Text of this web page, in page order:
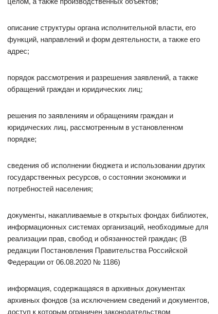
описание структуры органа исполнительной власти, его
функций, направлений и форм деятельности, а также его
адрес;
порядок рассмотрения и разрешения заявлений, а также
обращений граждан и юридических лиц;
решения по заявлениям и обращениям граждан и
юридических лиц, рассмотренным в установленном
порядке;
сведения об исполнении бюджета и использовании других
государственных ресурсов, о состоянии экономики и
потребностей населения;
документы, накапливаемые в открытых фондах библиотек,
информационных системах организаций, необходимые для
реализации прав, свобод и обязанностей граждан; (В
редакции Постановления Правительства Российской
Федерации от 06.08.2020 № 1186)
информация, содержащаяся в архивных документах
архивных фондов (за исключением сведений и документов,
доступ к которым ограничен законодательством